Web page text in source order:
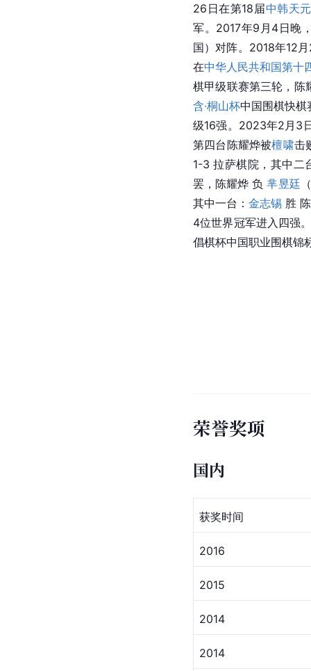
26日在第18届中韩天
军。2017年9月4日晚
国）对阵。2018年12
在中华人民共和国第十
棋甲级联赛第三轮，陈
含·桐山杯中国围棋快
级16强。2023年2月3
第四台陈耀烨被檀啸击
1-3 拉萨棋院，其中二
罢，陈耀烨 负 芈昱廷
其中一台：金志锡 胜
4位世界冠军进入四强
倡棋杯中国职业围棋锦
荣誉奖项
国内
获奖时间
2016
2015
2014
2014